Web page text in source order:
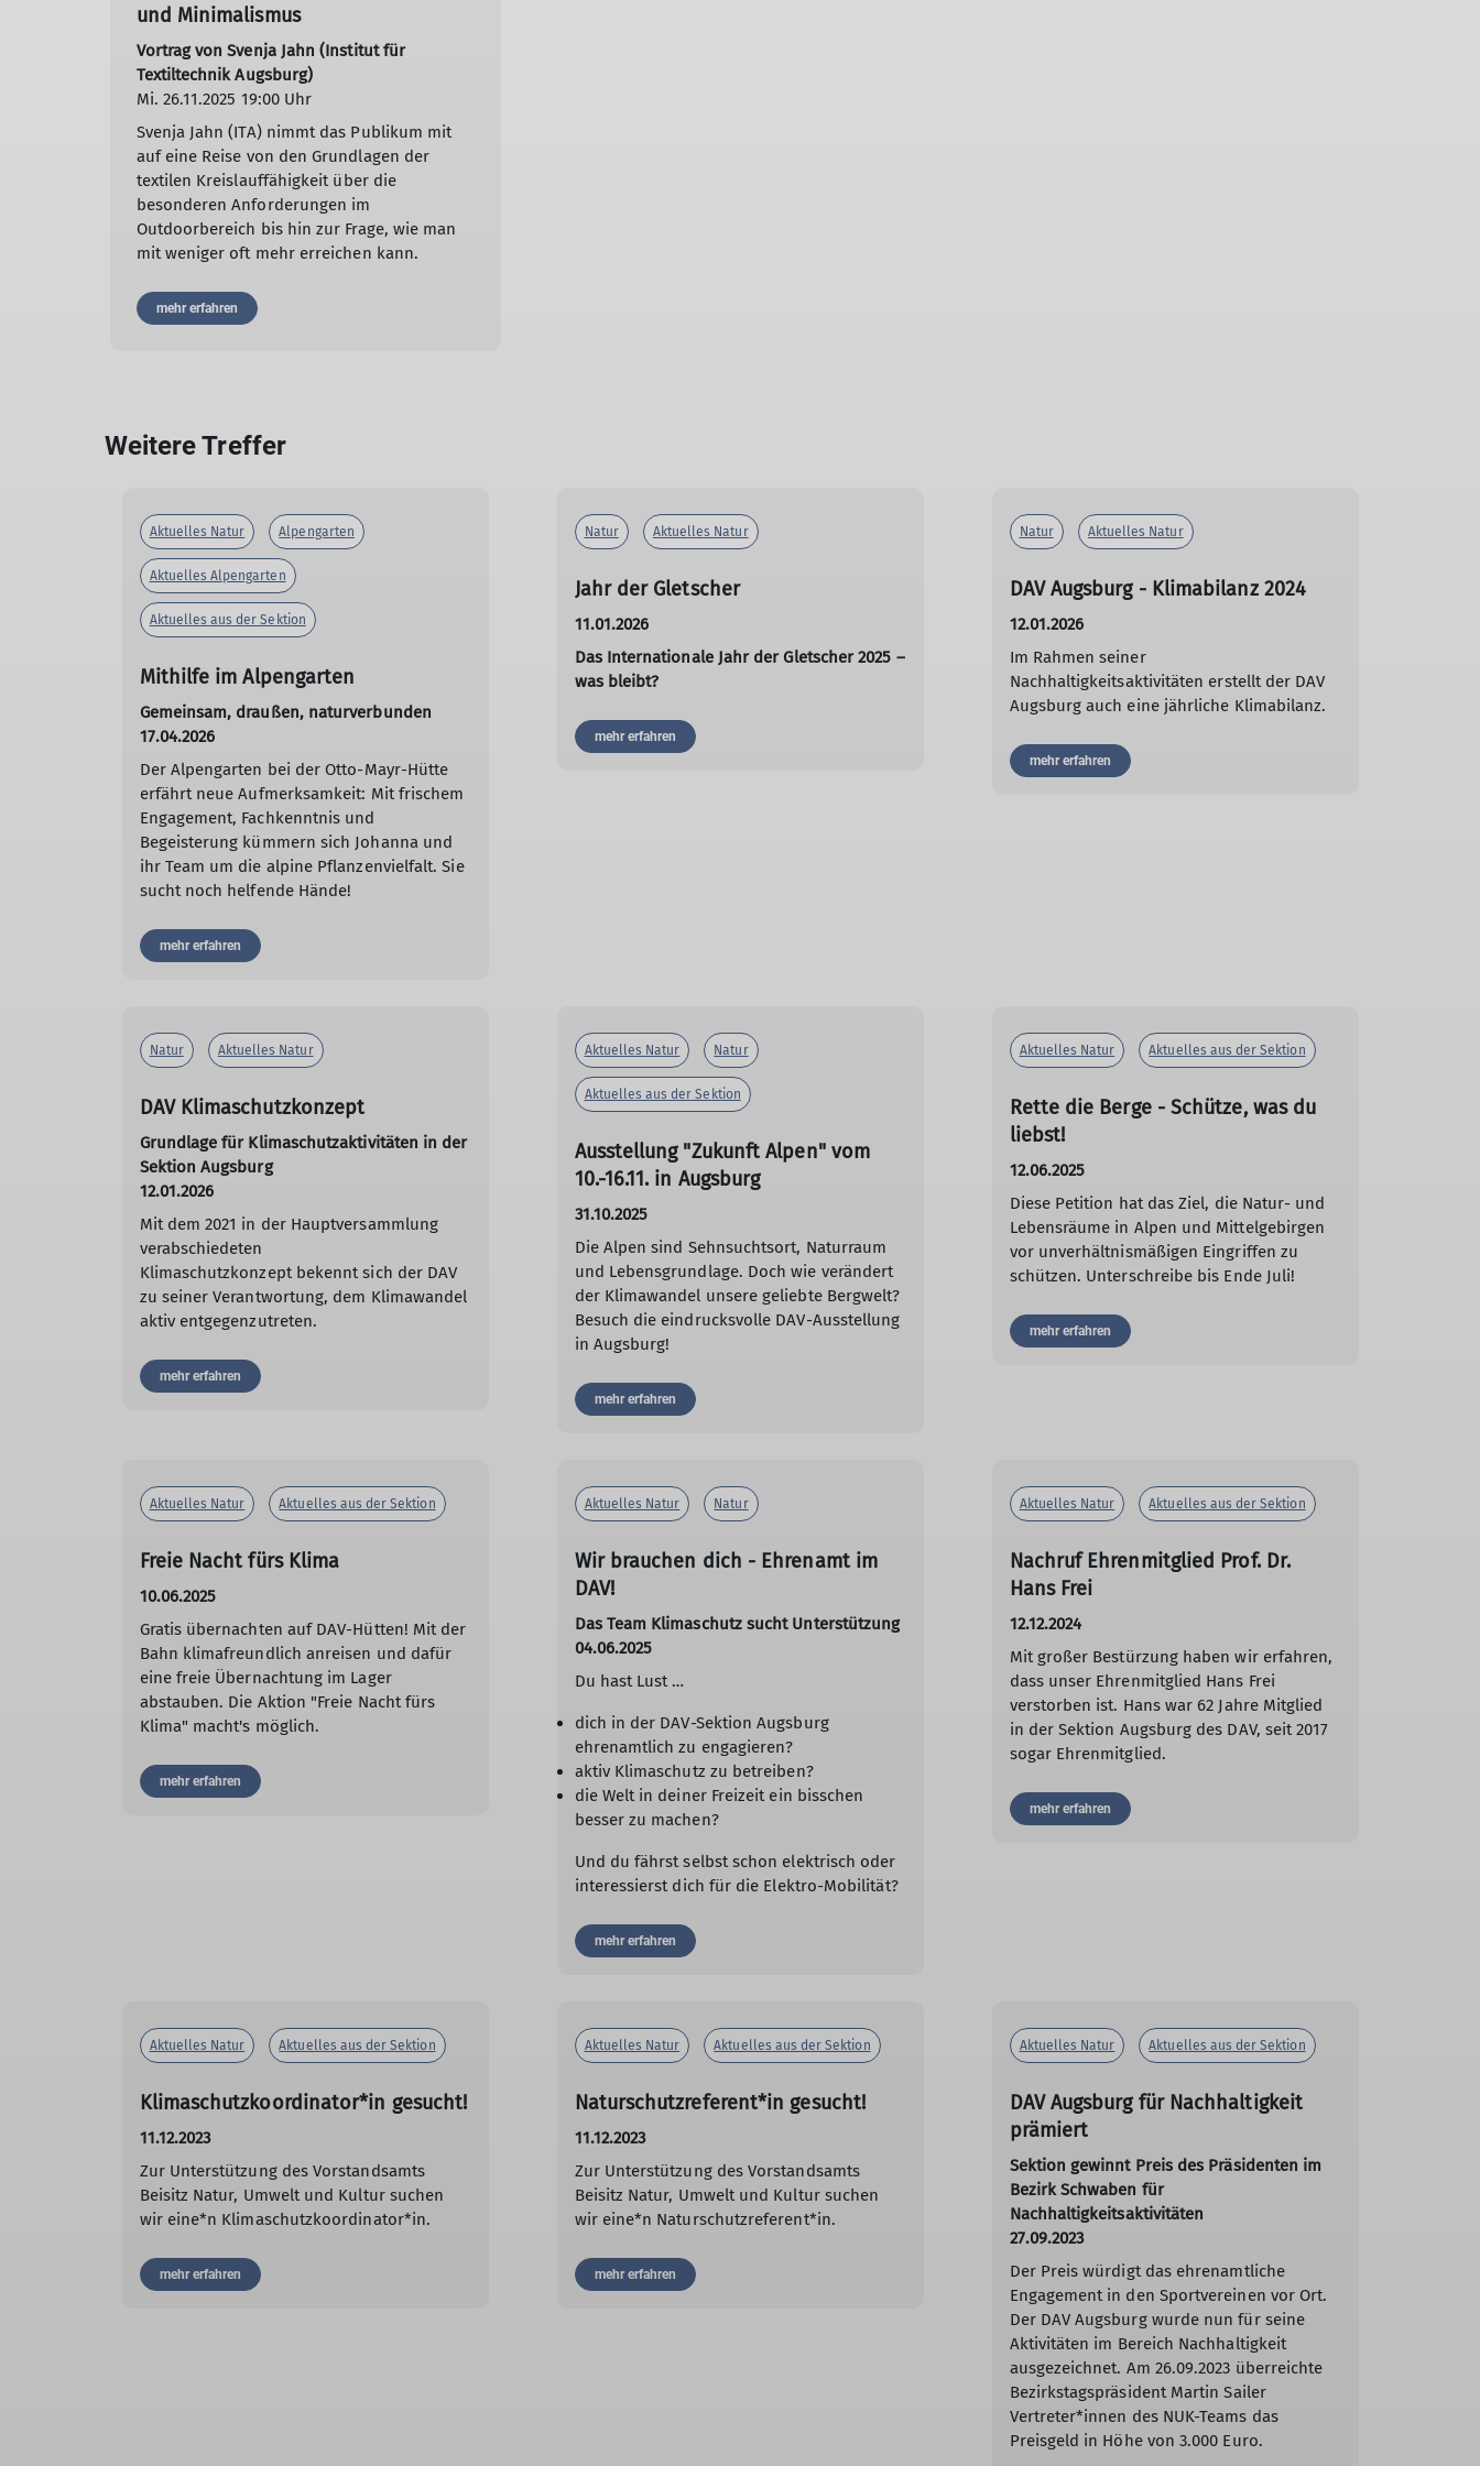
und Minimalismus
Vortrag von Svenja Jahn (Institut für
Textiltechnik Augsburg)
Mi. 26.11.2025 19:00 Uhr
Svenja Jahn (ITA) nimmt das Publikum mit
auf eine Reise von den Grundlagen der
textilen Kreislauffähigkeit über die
besonderen Anforderungen im
Outdoorbereich bis hin zur Frage, wie man
mit weniger oft mehr erreichen kann.
mehr erfahren
Weitere Treffer
Aktuelles Natur Alpengarten
Aktuelles Alpengarten
Aktuelles aus der Sektion
Mithilfe im Alpengarten
Gemeinsam, draußen, naturverbunden
17.04.2026
Der Alpengarten bei der Otto-Mayr-Hütte
erfährt neue Aufmerksamkeit: Mit frischem
Engagement, Fachkenntnis und
Begeisterung kümmern sich Johanna und
ihr Team um die alpine Pflanzenvielfalt. Sie
sucht noch helfende Hände!
mehr erfahren
Natur Aktuelles Natur
Jahr der Gletscher
11.01.2026
Das Internationale Jahr der Gletscher 2025 –
was bleibt?
mehr erfahren
Natur Aktuelles Natur
DAV Augsburg - Klimabilanz 2024
12.01.2026
Im Rahmen seiner
Nachhaltigkeitsaktivitäten erstellt der DAV
Augsburg auch eine jährliche Klimabilanz.
mehr erfahren
Natur Aktuelles Natur
DAV Klimaschutzkonzept
Grundlage für Klimaschutzaktivitäten in der
Sektion Augsburg
12.01.2026
Mit dem 2021 in der Hauptversammlung
verabschiedeten
Klimaschutzkonzept bekennt sich der DAV
zu seiner Verantwortung, dem Klimawandel
aktiv entgegenzutreten.
mehr erfahren
Aktuelles Natur Natur
Aktuelles aus der Sektion
Ausstellung "Zukunft Alpen" vom
10.-16.11. in Augsburg
31.10.2025
Die Alpen sind Sehnsuchtsort, Naturraum
und Lebensgrundlage. Doch wie verändert
der Klimawandel unsere geliebte Bergwelt?
Besuch die eindrucksvolle DAV-Ausstellung
in Augsburg!
mehr erfahren
Aktuelles Natur Aktuelles aus der Sektion
Rette die Berge - Schütze, was du
liebst!
12.06.2025
Diese Petition hat das Ziel, die Natur- und
Lebensräume in Alpen und Mittelgebirgen
vor unverhältnismäßigen Eingriffen zu
schützen. Unterschreibe bis Ende Juli!
mehr erfahren
Aktuelles Natur Aktuelles aus der Sektion
Freie Nacht fürs Klima
10.06.2025
Gratis übernachten auf DAV-Hütten! Mit der
Bahn klimafreundlich anreisen und dafür
eine freie Übernachtung im Lager
abstauben. Die Aktion "Freie Nacht fürs
Klima" macht's möglich.
mehr erfahren
Aktuelles Natur Natur
Wir brauchen dich - Ehrenamt im
DAV!
Das Team Klimaschutz sucht Unterstützung
04.06.2025
Du hast Lust …
dich in der DAV-Sektion Augsburg
ehrenamtlich zu engagieren?
aktiv Klimaschutz zu betreiben?
die Welt in deiner Freizeit ein bisschen
besser zu machen?
Und du fährst selbst schon elektrisch oder
interessierst dich für die Elektro-Mobilität?
mehr erfahren
Aktuelles Natur Aktuelles aus der Sektion
Nachruf Ehrenmitglied Prof. Dr.
Hans Frei
12.12.2024
Mit großer Bestürzung haben wir erfahren,
dass unser Ehrenmitglied Hans Frei
verstorben ist. Hans war 62 Jahre Mitglied
in der Sektion Augsburg des DAV, seit 2017
sogar Ehrenmitglied.
mehr erfahren
Aktuelles Natur Aktuelles aus der Sektion
Klimaschutzkoordinator*in gesucht!
11.12.2023
Zur Unterstützung des Vorstandsamts
Beisitz Natur, Umwelt und Kultur suchen
wir eine*n Klimaschutzkoordinator*in.
mehr erfahren
Aktuelles Natur Aktuelles aus der Sektion
Naturschutzreferent*in gesucht!
11.12.2023
Zur Unterstützung des Vorstandsamts
Beisitz Natur, Umwelt und Kultur suchen
wir eine*n Naturschutzreferent*in.
mehr erfahren
Aktuelles Natur Aktuelles aus der Sektion
DAV Augsburg für Nachhaltigkeit
prämiert
Sektion gewinnt Preis des Präsidenten im
Bezirk Schwaben für
Nachhaltigkeitsaktivitäten
27.09.2023
Der Preis würdigt das ehrenamtliche
Engagement in den Sportvereinen vor Ort.
Der DAV Augsburg wurde nun für seine
Aktivitäten im Bereich Nachhaltigkeit
ausgezeichnet. Am 26.09.2023 überreichte
Bezirkstagspräsident Martin Sailer
Vertreter*innen des NUK-Teams das
Preisgeld in Höhe von 3.000 Euro.